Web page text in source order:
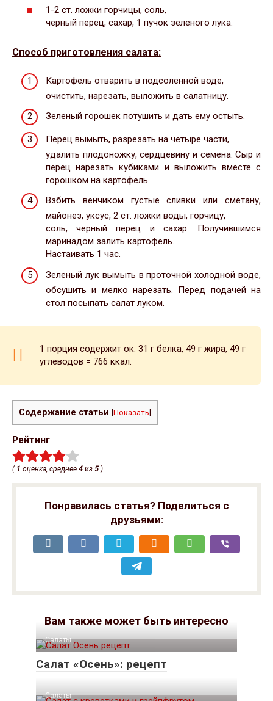
1-2 ст. ложки горчицы, соль,
черный перец, сахар, 1 пучок зеленого лука.
Способ приготовления салата:
Картофель отварить в подсоленной воде,
очистить, нарезать, выложить в салатницу.
Зеленый горошек потушить и дать ему остыть.
Перец вымыть, разрезать на четыре части,
удалить плодоножку, сердцевину и семена. Сыр и
перец нарезать кубиками и выложить вместе с
горошком на картофель.
Взбить венчиком густые сливки или сметану,
майонез, уксус, 2 ст. ложки воды, горчицу,
соль, черный перец и сахар. Получившимся
маринадом залить картофель.
Настаивать 1 час.
Зеленый лук вымыть в проточной холодной воде,
обсушить и мелко нарезать. Перед подачей на
стол посыпать салат луком.
1 порция содержит ок. 31 г белка, 49 г жира, 49 г
углеводов = 766 ккал.
Содержание статьи [Показать]
Рейтинг
( 1 оценка, среднее 4 из 5 )
Понравилась статья? Поделиться с
друзьями:
Вам также может быть интересно
Салаты
Салат «Осень»: рецепт
Салаты